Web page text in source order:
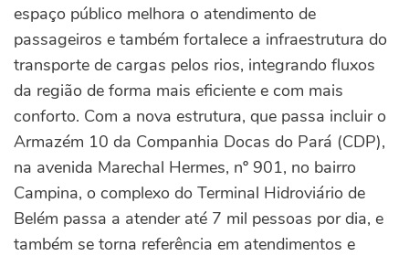
espaço público melhora o atendimento de
passageiros e também fortalece a infraestrutura do
transporte de cargas pelos rios, integrando fluxos
da região de forma mais eficiente e com mais
conforto. Com a nova estrutura, que passa incluir o
Armazém 10 da Companhia Docas do Pará (CDP),
na avenida Marechal Hermes, nº 901, no bairro
Campina, o complexo do Terminal Hidroviário de
Belém passa a atender até 7 mil pessoas por dia, e
também se torna referência em atendimentos e